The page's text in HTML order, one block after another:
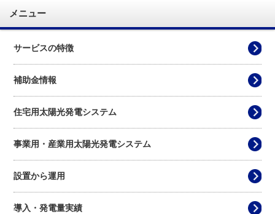
お問合せ
メニュー
サービスの特徴
補助金情報
住宅用太陽光発電システム
事業用・産業用太陽光発電システム
設置から運用
導入・発電量実績